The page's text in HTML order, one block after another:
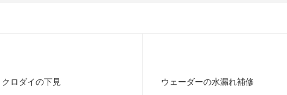
クロダイの下見 ウェーダーの水漏れ補修